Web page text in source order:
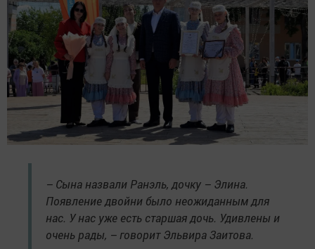
– Сына назвали Ранэль, дочку – Элина.
Появление двойни было неожиданным для
нас. У нас уже есть старшая дочь. Удивлены и
очень рады, – говорит Эльвира Заитова.